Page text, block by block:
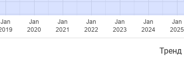
Jan
Jan
2020
Jan
2021
Jan
2022
Jan
2023
Jan
2024
Jan
2025
Тренд